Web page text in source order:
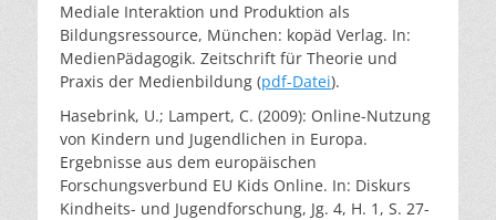
Mediale Interaktion und Produktion als
Bildungsressource, München: kopäd Verlag. In:
MedienPädagogik. Zeitschrift für Theorie und
Praxis der Medienbildung (pdf-Datei).
Hasebrink, U.; Lampert, C. (2009): Online-Nutzung
von Kindern und Jugendlichen in Europa.
Ergebnisse aus dem europäischen
Forschungsverbund EU Kids Online. In: Diskurs
Kindheits- und Jugendforschung, Jg. 4, H. 1, S. 27-